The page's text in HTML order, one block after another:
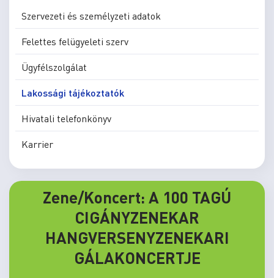
Szervezeti és személyzeti adatok
Felettes felügyeleti szerv
Ügyfélszolgálat
Lakossági tájékoztatók
Hivatali telefonkönyv
Karrier
Zene/Koncert: A 100 TAGÚ
CIGÁNYZENEKAR
HANGVERSENYZENEKARI
GÁLAKONCERTJE